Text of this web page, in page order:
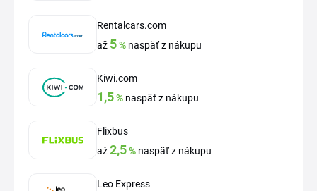
Rentalcars.com
až 5% naspäť z nákupu
Kiwi.com
1,5% naspäť z nákupu
Flixbus
až2,5% naspäť z nákupu
Leo Express